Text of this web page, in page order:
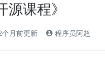
源课程》
个月前更新 程序员阿超